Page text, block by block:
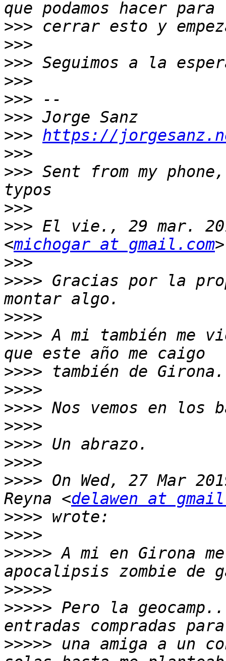
>>>
>>>
>>>
>>>
>>>
>>>
>>> https://
>>>
>>> Sent from my
>>>
>>> El vie., 29 mar.
<michogar at gmail.com
>>>
>>>> Gracias por la
>>>>
>>>> A mi también me
>>>>
>>>>
>>>>
>>>>
>>>>
>>>>
>>>> On Wed, 27 Mar
Reyna <delawen at
>>>>
>>>>
>>>>> A mi en Girona
>>>>>
>>>>> Pero la
>>>>> una amiga a un